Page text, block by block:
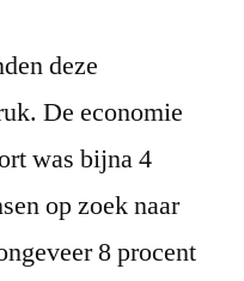
deze
De economie
was bijna 4
op zoek naar
8 procent